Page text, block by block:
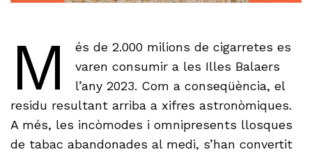
M
és de 2.000 milions de cigarretes es
varen consumir a les Illes Balaers
l’any 2023. Com a conseqüència, el
residu resultant arriba a xifres astronòmiques.
A més, les incòmodes i omnipresents llosques
de tabac abandonades al medi, s’han convertit